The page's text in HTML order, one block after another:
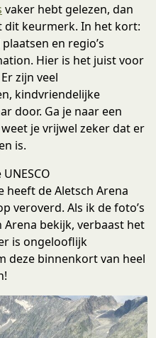
vaker hebt gelezen, dan
dit keurmerk. In het kort:
en regio’s
Hier is het juist voor
zijn veel
kindvriendelijke
door. Ga je naar een
je vrijwel zeker dat er
is.
de Aletsch Arena
veroverd. Als ik de foto’s
Arena bekijk, verbaast het
is ongelooflijk
deze binnenkort van heel